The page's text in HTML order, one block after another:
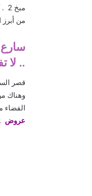
مبخ 2
.
من
سارع
.. لا
قصر
وهناك
الفضاء
عروض .